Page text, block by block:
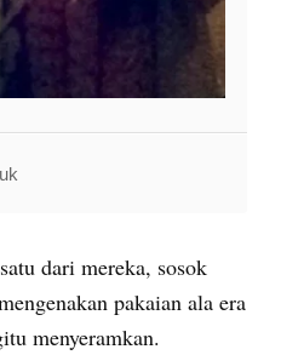
dari mereka, sosok
pakaian ala era
menyeramkan.